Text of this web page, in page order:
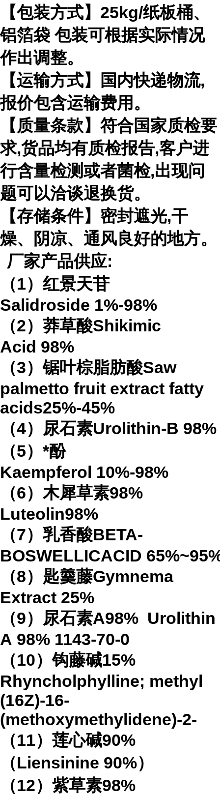
【包装方式】 25kg/纸板桶、
铝箔袋 包装可根据实际情况
作出调整。
【运输方式】国内快递物流,
报价包含运输费用。
【质量条款】符合国家质检要
求,货品均有质检报告,客户进
行含量检测或者菌检,出现问
题可以洽谈退换货。
【存储条件】密封遮光,干
燥、阴凉、通风良好的地方。
厂家产品供应:
（1）红景天苷
Salidroside 1%-98%
（2）莽草酸Shikimic
Acid 98%
（3）锯叶棕脂肪酸Saw
palmetto fruit extract fatty
acids25%-45%
（4） 尿石素Urolithin-B 98%
（5）*酚
Kaempferol 10%-98%
（6）木犀草素98%
Luteolin98%
（7）乳香酸BETA-
BOSWELLICACID 65%
（8）匙羹藤Gymnema
Extract 25%
（9）尿石素A98% Urolithin
A 98% 1143-70-0
（10）钩藤碱15%
Rhyncholphylline; methyl
(16Z)-16-
(methoxymethylidene)-2-
（11）莲心碱90%
（Liensinine 90%）
（12）紫草素98%